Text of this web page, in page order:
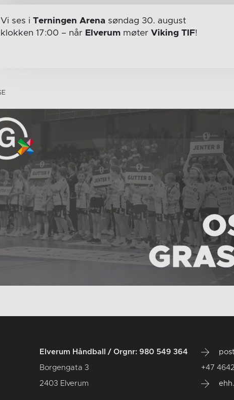
Vi ses i Terningen Arenasøndag 30. august
klokken 17:00 – når Elverummøter Viking TIF!
Elverum Håndball / Orgnr: 980 549 364
Borgengata 3
2403 Elverum
+47